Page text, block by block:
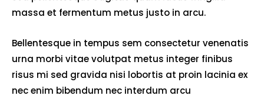
massa et fermentum metus justo in arcu.
Bellentesque in tempus sem consectetur venenatis
urna morbi vitae volutpat metus integer finibus
risus mi sed gravida nisi lobortis at proin lacinia ex
nec enim bibendum nec interdum arcu